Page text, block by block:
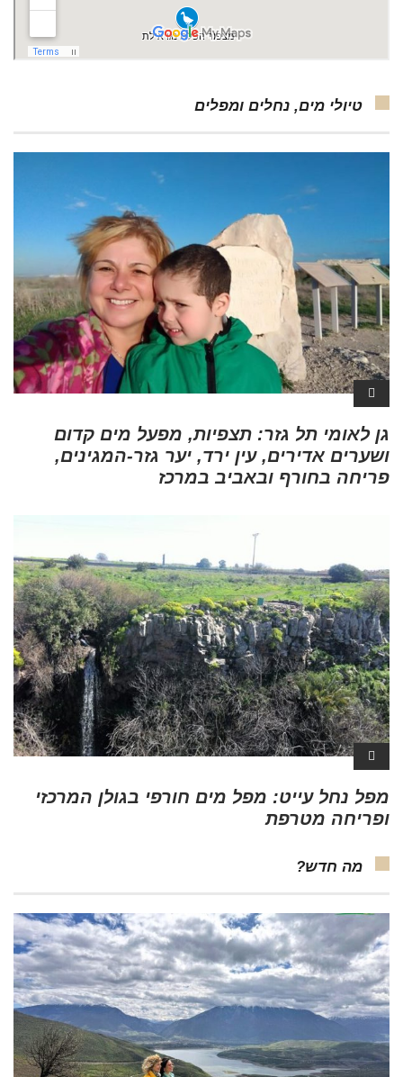
טיולי מים, נחלים ומפלים
גן לאומי תל גזר: תצפיות, מפעל מים קדום
ושערים אדירים, עין ירד, יער גזר-המגינים,
פריחה בחורף ובאביב במרכז
מפל נחל עייט: מפל מים חורפי בגולן המרכזי
ופריחה מטרפת
מה חדש?